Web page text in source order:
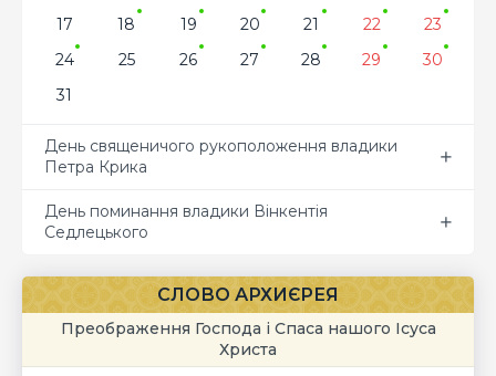
17
18 19 20 21 22
23
24
25 26 27 28 29
30
31
День священичого рукоположення владики
Петра Крика
День поминання владики Вінкентія
Седлецького
СЛОВО АРХИЄРЕЯ
Преображення Господа і Спаса нашого Ісуса
Христа